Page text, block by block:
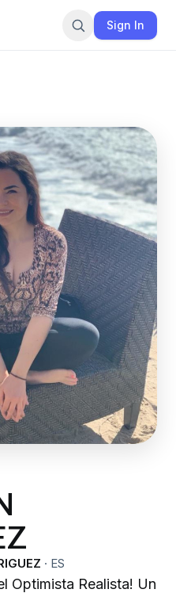
Sign In
· ES
Realista! Un